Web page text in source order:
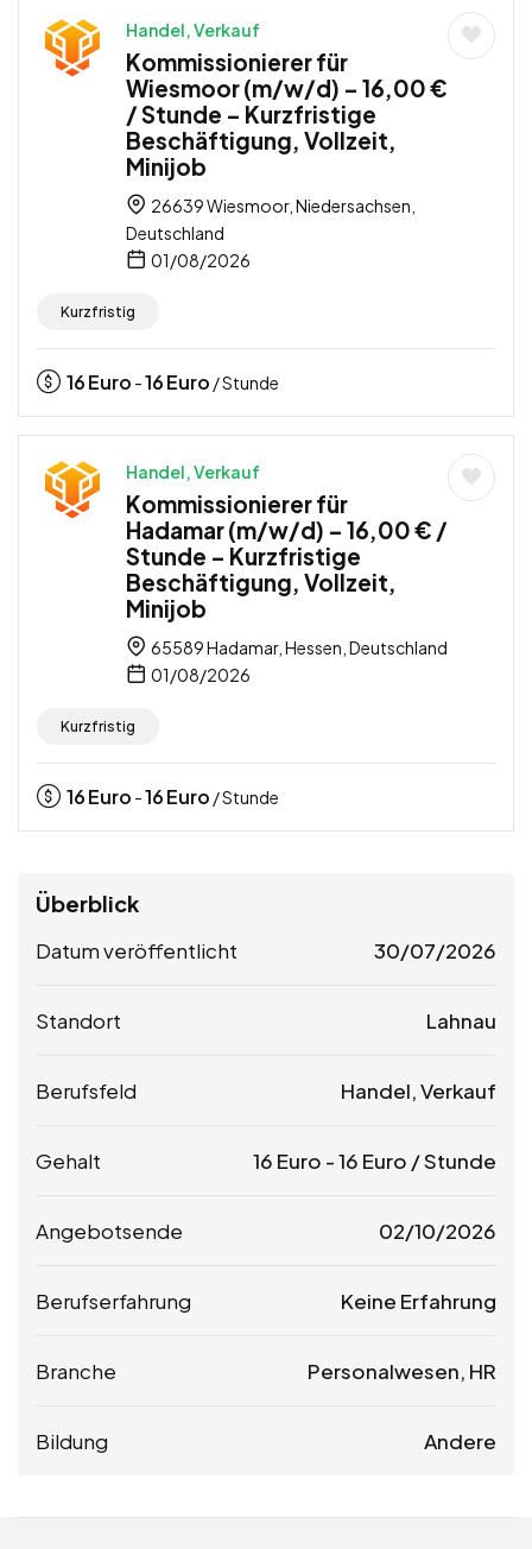
Handel, Verkauf
Kommissionierer für
Wiesmoor (m/w/d) – 16,00 €
/ Stunde – Kurzfristige
Beschäftigung, Vollzeit,
Minijob
26639 Wiesmoor, Niedersachsen,
Deutschland
01/08/2026
Kurzfristig
16Euro -16Euro / Stunde
Handel, Verkauf
Kommissionierer für
Hadamar (m/w/d) – 16,00 € /
Stunde – Kurzfristige
Beschäftigung, Vollzeit,
Minijob
65589 Hadamar, Hessen, Deutschland
01/08/2026
Kurzfristig
16Euro -16Euro / Stunde
Überblick
Datum veröffentlicht 30/07/2026
Standort Lahnau
Berufsfeld Handel, Verkauf
Gehalt 16 Euro -16 Euro / Stunde
Angebotsende 02/10/2026
Berufserfahrung Keine Erfahrung
Branche Personalwesen, HR
Bildung Andere